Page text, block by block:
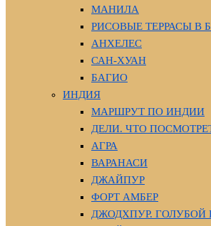
МАНИЛА
РИСОВЫЕ ТЕРРАСЫ В
АНХЕЛЕС
САН-ХУАН
БАГИО
ИНДИЯ
МАРШРУТ ПО ИНДИИ
ДЕЛИ. ЧТО
АГРА
ВАРАНАСИ
ДЖАЙПУР
ФОРТ АМБЕР
ДЖОДХПУР. ГОЛУБОЙ